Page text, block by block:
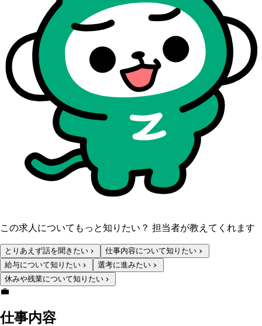
この求人についてもっと知りたい？ 担当者が教えてくれます
とりあえず話を聞きたい
仕事内容について知りたい
給与について知りたい
選考に進みたい
休みや残業について知りたい
💼
仕事内容